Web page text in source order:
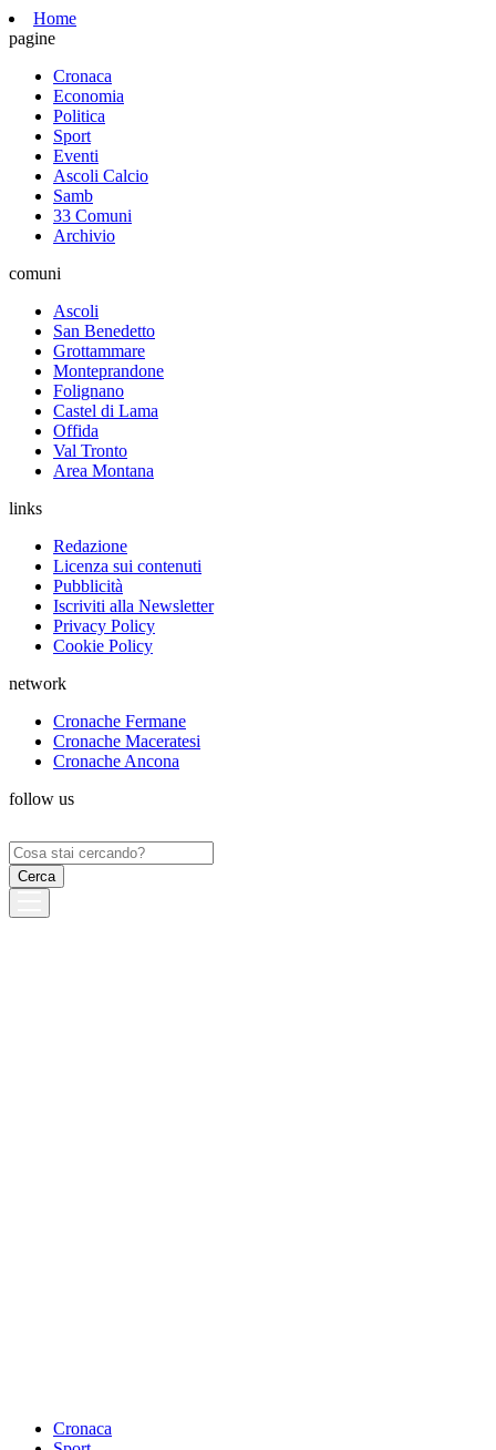
Home
pagine
Cronaca
Economia
Politica
Sport
Eventi
Ascoli Calcio
Samb
33 Comuni
Archivio
comuni
Ascoli
San Benedetto
Grottammare
Monteprandone
Folignano
Castel di Lama
Offida
Val Tronto
Area Montana
links
Redazione
Licenza sui contenuti
Pubblicità
Iscriviti alla Newsletter
Privacy Policy
Cookie Policy
network
Cronache Fermane
Cronache Maceratesi
Cronache Ancona
follow us
Ricerca
per:
Cronaca